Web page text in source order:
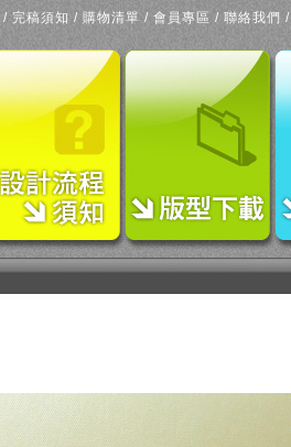
/完稿須知 / 購物清單 / 會員專區 / 聯絡我們 /